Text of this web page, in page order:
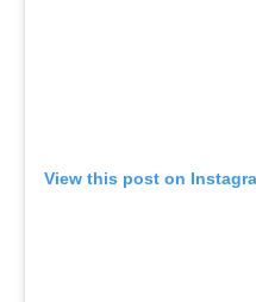
View this post on